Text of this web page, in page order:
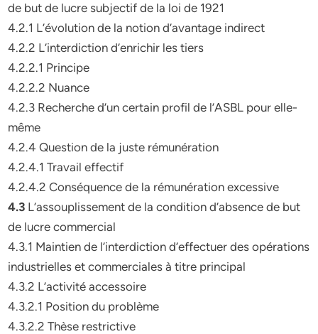
de but de lucre subjectif de la loi de 1921
4.2.1 L’évolution de la notion d’avantage indirect
4.2.2 L’interdiction d’enrichir les tiers
4.2.2.1 Principe
4.2.2.2 Nuance
4.2.3 Recherche d’un certain profil de l’ASBL pour elle-
même
4.2.4 Question de la juste rémunération
4.2.4.1 Travail effectif
4.2.4.2 Conséquence de la rémunération excessive
4.3 L’assouplissement de la condition d’absence de but
de lucre commercial
4.3.1 Maintien de l’interdiction d’effectuer des opérations
industrielles et commerciales à titre principal
4.3.2 L’activité accessoire
4.3.2.1 Position du problème
4.3.2.2 Thèse restrictive